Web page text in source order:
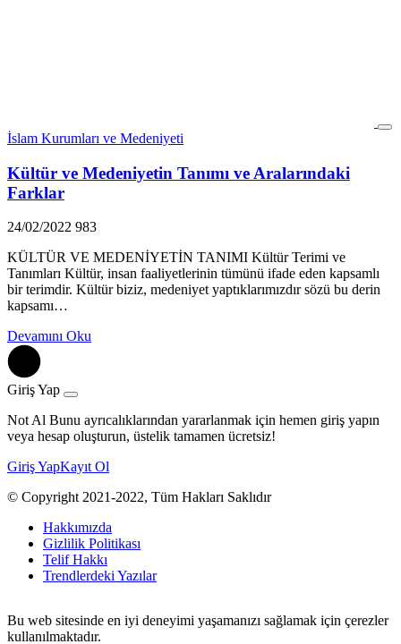
İslam Kurumları ve Medeniyeti
Kültür ve Medeniyetin Tanımı ve Aralarındaki
Farklar
24/02/2022 983
KÜLTÜR VE MEDENİYETİN TANIMI Kültür Terimi ve
Tanımları Kültür, insan faaliyetlerinin tümünü ifade eden kapsamlı
bir terimdir. Kültür biziz, medeniyet yaptıklarımızdır sözü bu derin
kapsamı…
Devamını Oku
Giriş Yap
Not Al Bunu ayrıcalıklarından yararlanmak için hemen giriş yapın
veya hesap oluşturun, üstelik tamamen ücretsiz!
Giriş YapKayıt Ol
© Copyright 2021-2022, Tüm Hakları Saklıdır
Hakkımızda
Gizlilik Politikası
Telif Hakkı
Trendlerdeki Yazılar
Bu web sitesinde en iyi deneyimi yaşamanızı sağlamak için çerezler
kullanılmaktadır.